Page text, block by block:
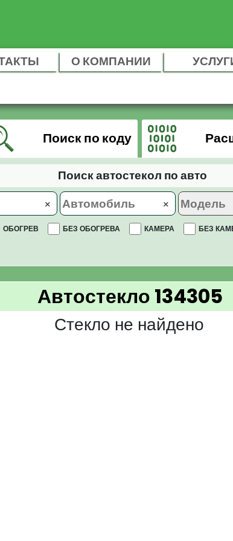
О КОМПАНИИ
Поиск по коду
Поиск автостекол по авто
× ×
ОБОГРЕВ БЕЗ ОБОГРЕВА КАМЕРА БЕЗ
Автостекло 134305
Стекло не найдено